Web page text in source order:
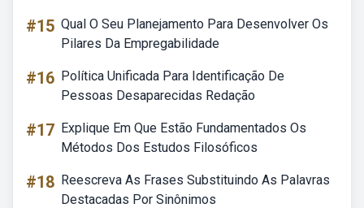
#15 Qual O Seu Planejamento Para Desenvolver Os
Pilares Da Empregabilidade
#16 Política Unificada Para Identificação De
Pessoas Desaparecidas Redação
#17 Explique Em Que Estão Fundamentados Os
Métodos Dos Estudos Filosóficos
#18 Reescreva As Frases Substituindo As Palavras
Destacadas Por Sinônimos